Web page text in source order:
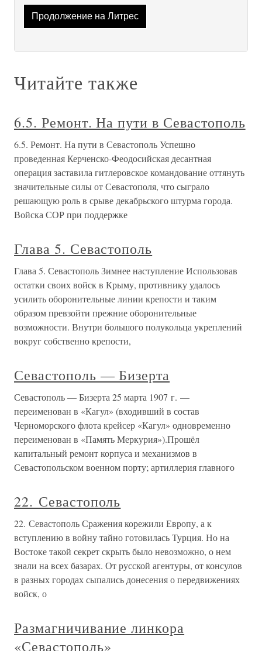
Продолжение на Литрес
Читайте также
6.5. Ремонт. На пути в Севастополь
6.5. Ремонт. На пути в Севастополь Успешно
проведенная Керченско-Феодосийская десантная
операция заставила гитлеровское командование оттянуть
значительные силы от Севастополя, что сыграло
решающую роль в срыве декабрьского штурма города.
Войска СОР при поддержке
Глава 5. Севастополь
Глава 5. Севастополь Зимнее наступление Использовав
остатки своих войск в Крыму, противнику удалось
усилить оборонительные линии крепости и таким
образом превзойти прежние оборонительные
возможности. Внутри большого полукольца укреплений
вокруг собственно крепости,
Севастополь — Бизерта
Севастополь — Бизерта 25 марта 1907 г. —
переименован в «Кагул» (входивший в состав
Черноморского флота крейсер «Кагул» одновременно
переименован в «Память Меркурия»).Прошёл
капитальный ремонт корпуса и механизмов в
Севастопольском военном порту; артиллерия главного
22. Севастополь
22. Севастополь Сражения корежили Европу, а к
вступлению в войну тайно готовилась Турция. Но на
Востоке такой секрет скрыть было невозможно, о нем
знали на всех базарах. От русской агентуры, от консулов
в разных городах сыпались донесения о передвижениях
войск, о
Размагничивание линкора
«Севастополь»